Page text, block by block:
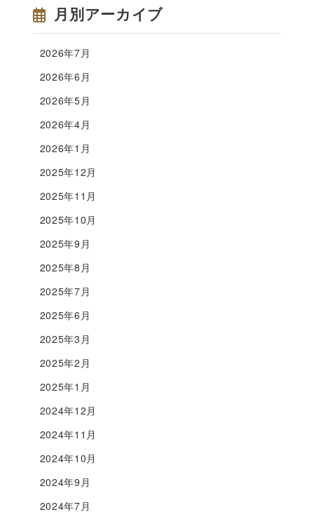
月別アーカイブ
2026年7月
2026年6月
2026年5月
2026年4月
2026年1月
2025年12月
2025年11月
2025年10月
2025年9月
2025年8月
2025年7月
2025年6月
2025年3月
2025年2月
2025年1月
2024年12月
2024年11月
2024年10月
2024年9月
2024年7月